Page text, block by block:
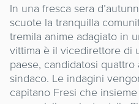
In una fresca sera
scuote la tranquilla
tremila anime adagiato in
vittima è il vicedirettore di
paese, candidatosi
sindaco. Le indagini
capitano Fresi che